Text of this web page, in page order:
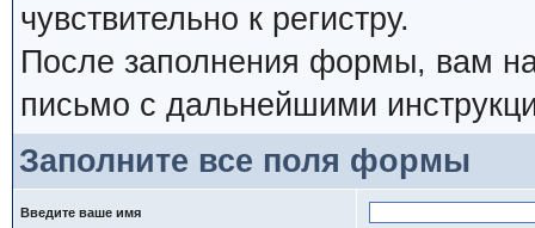
чувствительно к регистру.
После заполнения формы, вам на
письмо с дальнейшими
Заполните все поля формы
Введите ваше имя